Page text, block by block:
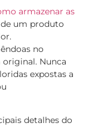
armazenar as
de um produto
no
Nunca
expostas a
detalhes do